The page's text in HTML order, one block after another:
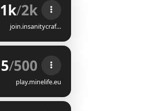
1k/2k
join.insanitycraf…
5/500
play.minelife.eu